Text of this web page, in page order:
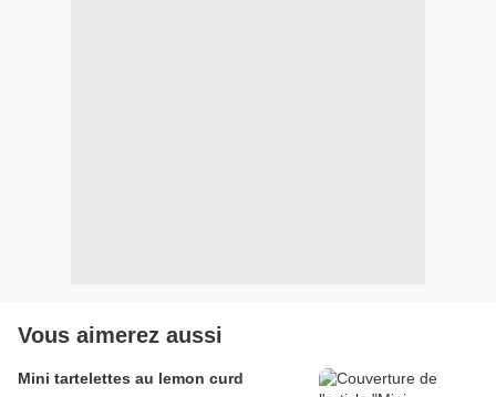
Vous aimerez aussi
Mini tartelettes au lemon curd